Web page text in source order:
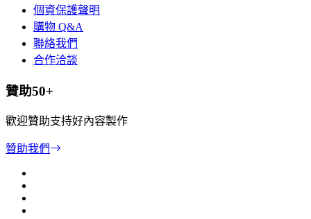
個資保護聲明
購物 Q&A
聯絡我們
合作洽談
贊助50+
歡迎贊助支持好內容製作
贊助我們